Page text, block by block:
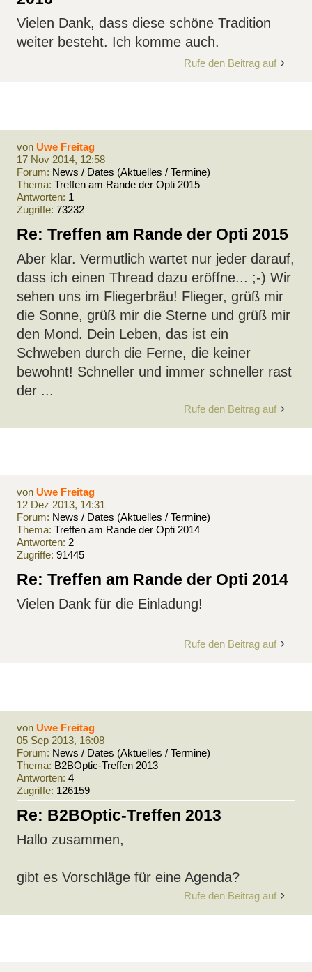
Vielen Dank, dass diese schöne Tradition
weiter besteht. Ich komme auch.
Rufe den Beitrag auf
von Uwe Freitag
17 Nov 2014, 12:58
Forum: News / Dates (Aktuelles / Termine)
Thema: Treffen am Rande der Opti 2015
Antworten: 1
Zugriffe: 73232
Re: Treffen am Rande der Opti 2015
Aber klar. Vermutlich wartet nur jeder darauf,
dass ich einen Thread dazu eröffne... ;-) Wir
sehen uns im Fliegerbräu! Flieger, grüß mir
die Sonne, grüß mir die Sterne und grüß mir
den Mond. Dein Leben, das ist ein
Schweben durch die Ferne, die keiner
bewohnt! Schneller und immer schneller rast
der ...
Rufe den Beitrag auf
von Uwe Freitag
12 Dez 2013, 14:31
Forum: News / Dates (Aktuelles / Termine)
Thema: Treffen am Rande der Opti 2014
Antworten: 2
Zugriffe: 91445
Re: Treffen am Rande der Opti 2014
Vielen Dank für die Einladung!
Rufe den Beitrag auf
von Uwe Freitag
05 Sep 2013, 16:08
Forum: News / Dates (Aktuelles / Termine)
Thema: B2BOptic-Treffen 2013
Antworten: 4
Zugriffe: 126159
Re: B2BOptic-Treffen 2013
Hallo zusammen,
gibt es Vorschläge für eine Agenda?
Rufe den Beitrag auf